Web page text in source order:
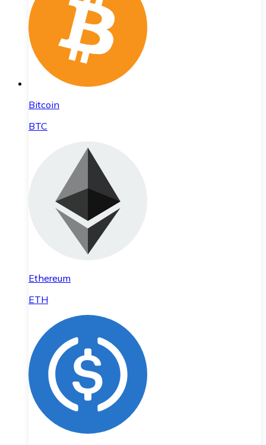
Bitcoin
BTC
Ethereum
ETH